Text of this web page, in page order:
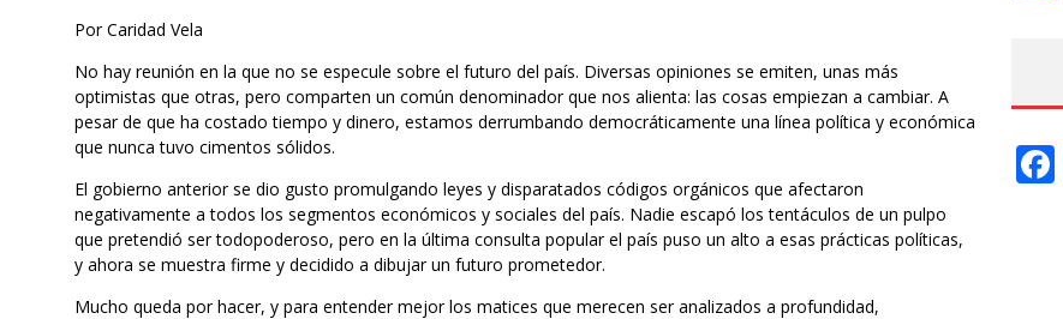
Por Caridad Vela
No hay reunión en la que no se especule sobre el futuro del país. Diversas opiniones se emiten, unas más
optimistas que otras, pero comparten un común denominador que nos alienta: las cosas empiezan a cambiar. A
pesar de que ha costado tiempo y dinero, estamos derrumbando democráticamente una línea política y económica
que nunca tuvo cimentos sólidos.
El gobierno anterior se dio gusto promulgando leyes y disparatados códigos orgánicos que afectaron
negativamente a todos los segmentos económicos y sociales del país. Nadie escapó los tentáculos de un pulpo
que pretendió ser todopoderoso, pero en la última consulta popular el país puso un alto a esas prácticas políticas,
y ahora se muestra firme y decidido a dibujar un futuro prometedor.
Mucho queda por hacer, y para entender mejor los matices que merecen ser analizados a profundidad,